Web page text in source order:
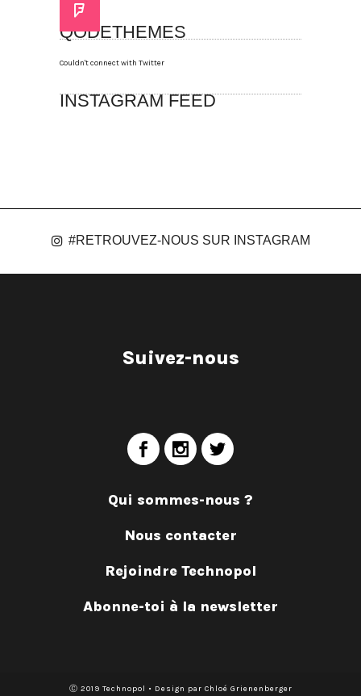
QODETHEMES
Couldn't connect with Twitter
INSTAGRAM FEED
#RETROUVEZ-NOUS SUR INSTAGRAM
Suivez-nous
Qui sommes-nous ?
Nous contacter
Rejoindre Technopol
Abonne-toi à la newsletter
Ⓒ 2019 Technopol • Design par Chloé Grienenberger